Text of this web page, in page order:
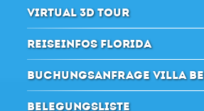
VIRTUAL 3D TOUR
REISEINFOS FLORIDA
BUCHUNGSANFRAGE VILLA
BELEGUNGSLISTE